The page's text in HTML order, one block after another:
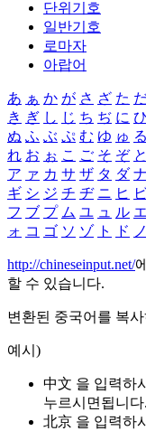
단위기호
일반기호
로마자
아랍어
あ ぁ か が さ ざ た
き ぎ し じ ち ぢ に ひ
ぬ ふ ぶ ぷ む ゆ ゅ る
れ お ぉ こ ご そ ぞ と
ア ァ カ サ ザ タ ダ ナ
ギ シ ジ チ ヂ ニ ヒ
フ ブ プ ム ユ ュ ル エ
ォ コ ゴ ソ ゾ ト ド ノ
http://chineseinput.net/
할 수 있습니다.
변환된 중국어를 복
예시)
中文 을 입력하
누르시면됩니다.
北京 을 입력하